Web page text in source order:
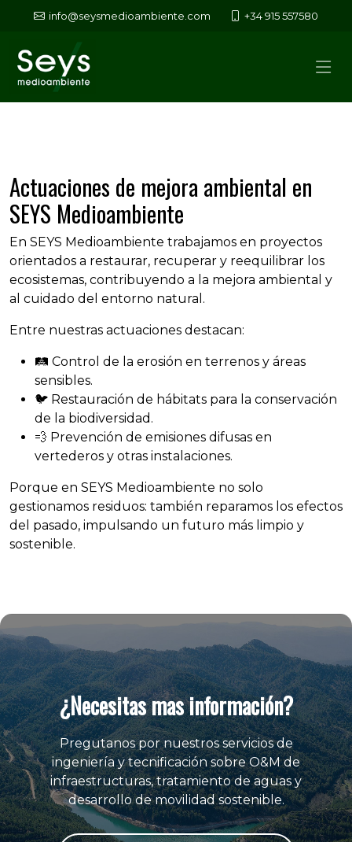
info@seysmedioambiente.com +34 915 557580
Actuaciones de mejora ambiental en
SEYS Medioambiente
En SEYS Medioambiente trabajamos en proyectos
orientados a restaurar, recuperar y reequilibrar los
ecosistemas, contribuyendo a la mejora ambiental y
al cuidado del entorno natural.
Entre nuestras actuaciones destacan:
🛤️ Control de la erosión en terrenos y áreas
sensibles.
🐦 Restauración de hábitats para la conservación
de la biodiversidad.
💨 Prevención de emisiones difusas en
vertederos y otras instalaciones.
Porque en SEYS Medioambiente no solo
gestionamos residuos: también reparamos los efectos
del pasado, impulsando un futuro más limpio y
sostenible.
¿Necesitas mas información?
Pregutanos por nuestros servicios de
ingeniería y tecnificación sobre O&M de
infraestructuras, tratamiento de aguas y
desarrollo de movilidad sostenible.